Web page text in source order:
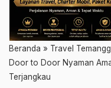
Beranda » Travel
Door to Door Nyaman
Terjangkau